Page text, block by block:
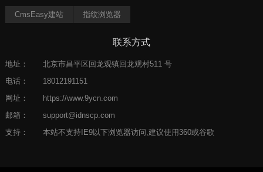
CmsEasy建站 指纹浏览器
联系方式
地址：
北京市昌平区回龙观镇回龙观村511 号
电话：
18012191151
网址：
https://www.9ycn.com
邮箱：
support@idnscp.com
支持：
本站不支持IE9以下浏览器访问,建议使用360或谷歌